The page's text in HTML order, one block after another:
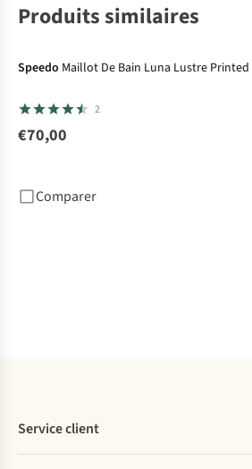
Produits similaires
Speedo Maillot De Bain Luna Lustre Printed
2
€70,00
Comparer
Service client